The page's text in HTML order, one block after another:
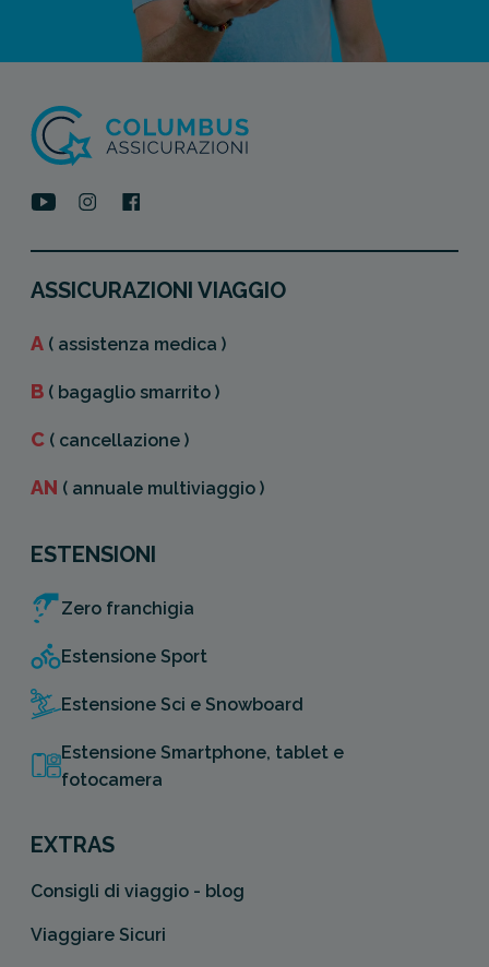
ASSICURAZIONI VIAGGIO
A ( assistenza medica )
B ( bagaglio smarrito )
C ( cancellazione )
AN ( annuale multiviaggio )
ESTENSIONI
Zero franchigia
Estensione Sport
Estensione Sci e Snowboard
Estensione Smartphone, tablet e
fotocamera
EXTRAS
Consigli di viaggio - blog
Viaggiare Sicuri